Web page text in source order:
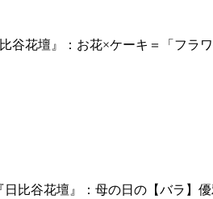
花壇』：お花×ケーキ＝「フラ
谷花壇』：母の日の【バラ】優